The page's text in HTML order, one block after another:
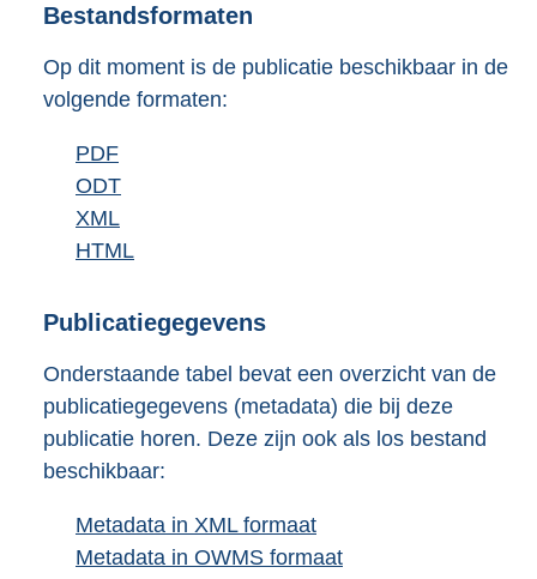
Bestandsformaten
Op dit moment is de publicatie beschikbaar in de
volgende formaten:
D
o
w
n
o
d
p
u
b
i
PDF
e
s
t
n
s
g
r
o
t
D
o
w
l
a
d
p
u
l
ODT
s
a
d
s
g
r
o
D
o
n
o
a
d
p
b
XML
e
t
n
d
s
g
o
D
w
l
o
a
d
u
HTML
s
a
n
d
s
r
Publicatiegegevens
Onderstaande tabel bevat een overzicht van de
publicatiegegevens (metadata) die bij deze
publicatie horen. Deze zijn ook als los bestand
beschikbaar:
Metadata in XML formaat
e
Metadata in OWMS formaat